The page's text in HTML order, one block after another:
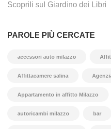
Scoprili sul Giardino dei Libri
PAROLE PIÙ CERCATE
accessori auto milazzo
Affittacamere salina
Appartamento in affitto Milazzo
autoricambi milazzo bar